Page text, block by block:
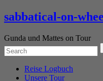
sabbatical-on-
Gunda und Mattes on Tour
Reise Logbuch
Unsere Tour